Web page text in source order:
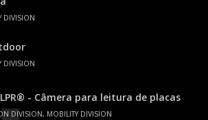
DIVISION
DIVISION
- Câmera para leitura de placas
DIVISION, MOBILITY DIVISION